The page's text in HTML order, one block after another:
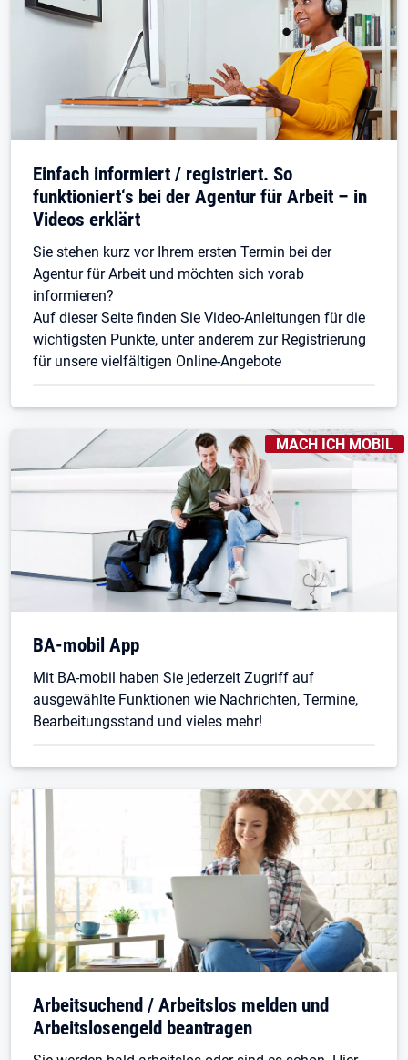
Öffnet in neuem Tab
Einfach informiert / registriert. So
funktioniert‘s bei der Agentur für Arbeit – in
Videos erklärt
Sie stehen kurz vor Ihrem ersten Termin bei der
Agentur für Arbeit und möchten sich vorab
informieren?
Auf dieser Seite finden Sie Video-Anleitungen für die
wichtigsten Punkte, unter anderem zur Registrierung
für unsere vielfältigen Online-Angebote
KENNZEICHNUNGEN:
MACH ICH MOBIL
BA-mobil App
Mit BA-mobil haben Sie jederzeit Zugriff auf
ausgewählte Funktionen wie Nachrichten, Termine,
Bearbeitungsstand und vieles mehr!
Arbeitsuchend / Arbeitslos melden und
Arbeitslosengeld beantragen